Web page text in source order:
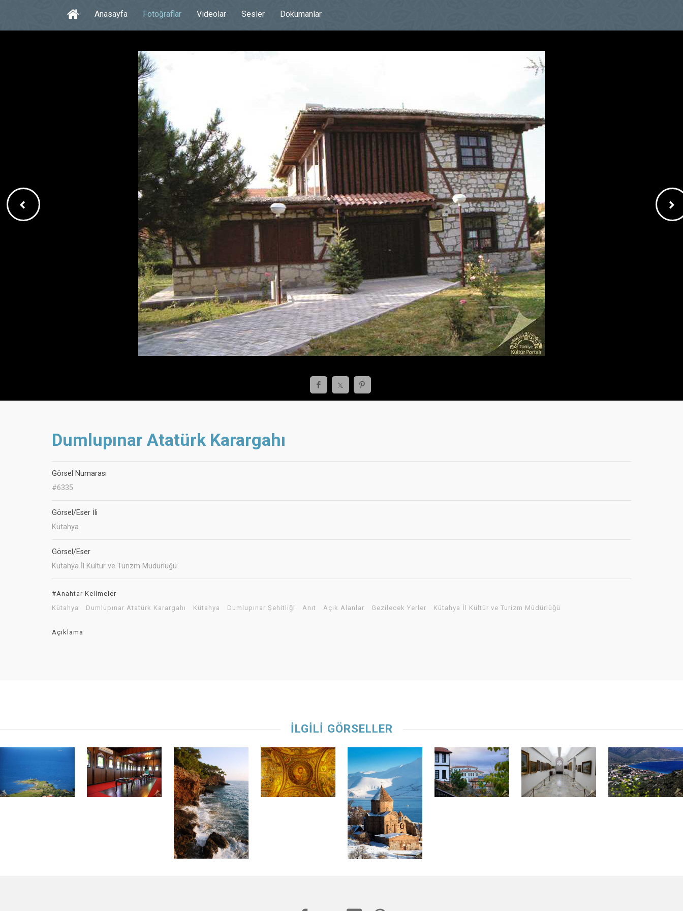
Anasayfa Fotoğraflar Videolar Sesler Dokümanlar
Dumlupınar Atatürk Karargahı
Görsel Numarası
#6335
Görsel/Eser İli
Kütahya
Görsel/Eser
Kütahya İl Kültür ve Turizm Müdürlüğü
#Anahtar Kelimeler
Kütahya
Dumlupınar Atatürk Karargahı Kütahya Dumlupınar Şehitliği Anıt Açık Alanlar Gezilecek Yerler Kütahya İl Kültür ve Turizm Müdürlüğü
Açıklama
İLGİLİ GÖRSELLER